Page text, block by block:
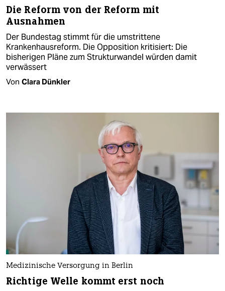
Die Reform von der Reform mit
Ausnahmen
Der Bundestag stimmt für die umstrittene
Krankenhausreform. Die Opposition kritisiert: Die
bisherigen Pläne zum Strukturwandel würden damit
verwässert
Von Clara Dünkler
Medizinische Versorgung in Berlin
Richtige Welle kommt erst noch